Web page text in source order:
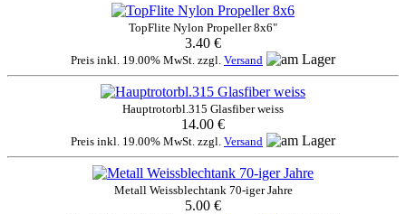
TopFlite Nylon Propeller 8x6"
3.40 €
Preis inkl. 19.00% MwSt. zzgl. Versand
Hauptrotorbl.315 Glasfiber weiss
14.00 €
Preis inkl. 19.00% MwSt. zzgl. Versand
Metall Weissblechtank 70-iger Jahre
5.00 €